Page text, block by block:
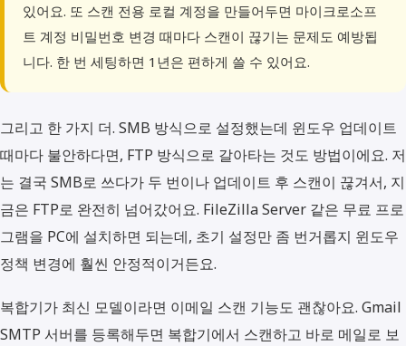
있어요. 또 스캔 전용 로컬 계정을 만들어두면 마이크로소프
트 계정 비밀번호 변경 때마다 스캔이 끊기는 문제도 예방됩
니다. 한 번 세팅하면 1년은 편하게 쓸 수 있어요.
그리고 한 가지 더. SMB 방식으로 설정했는데 윈도우 업데이트
때마다 불안하다면, FTP 방식으로 갈아타는 것도 방법이에요. 저
는 결국 SMB로 쓰다가 두 번이나 업데이트 후 스캔이 끊겨서, 지
금은 FTP로 완전히 넘어갔어요. FileZilla Server 같은 무료 프로
그램을 PC에 설치하면 되는데, 초기 설정만 좀 번거롭지 윈도우
정책 변경에 훨씬 안정적이거든요.
복합기가 최신 모델이라면 이메일 스캔 기능도 괜찮아요. Gmail
SMTP 서버를 등록해두면 복합기에서 스캔하고 바로 메일로 보